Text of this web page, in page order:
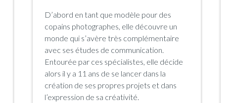
D’abord en tant que modèle pour des
copains photographes, elle découvre un
monde qui s’avère très complémentaire
avec ses études de communication.
Entourée par ces spécialistes, elle décide
alors il y a 11 ans de se lancer dans la
création de ses propres projets et dans
l’expression de sa créativité.